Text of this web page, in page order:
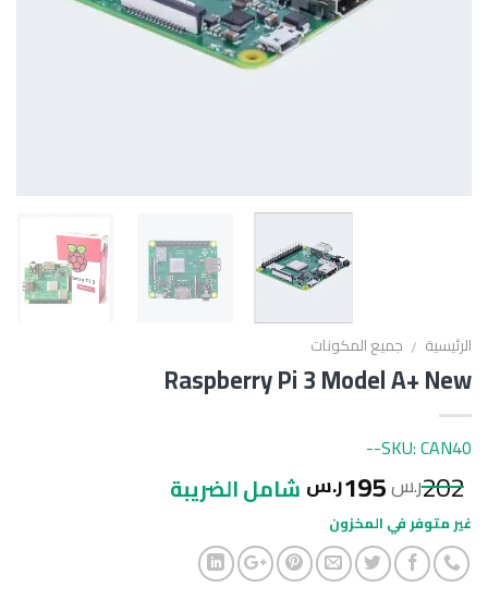
الرئيسية / جميع المكونات
Raspberry Pi 3 Model A+ New
SKU: CAN40--
202ر.س195ر.س شامل الضريبة
غير متوفر في المخزون